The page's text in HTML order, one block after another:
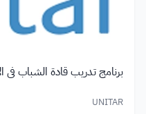
برنامج تدريب قادة الشباب في
UNITAR